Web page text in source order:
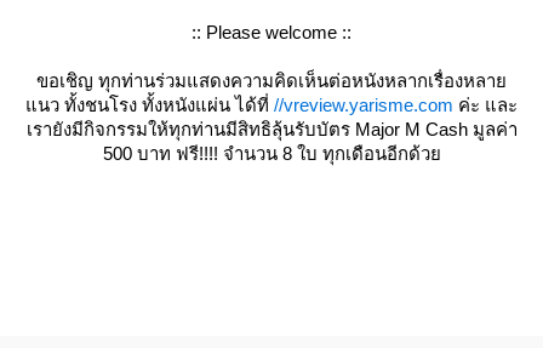
:: Please welcome ::
ขอเชิญ ทุกท่านร่วมแสดงความคิดเห็นต่อหนังหลากเรื่องหลา
นว ทั้งชนโรง ทั้งหนังแผ่น ได้ที่ //vreview.yarisme.com ค่ะ และ
เรายังมีกิจกรรมให้ทุกท่านมีสิทธิลุ้นรับบัตร Major M Cash มูลค่า
500 บาท ฟรี!!!! จำนวน 8 ใบ ทุกเดือนอีกด้ว